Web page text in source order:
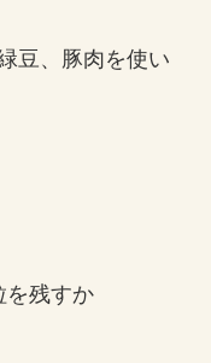
豆、豚肉を使い
を残すか